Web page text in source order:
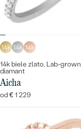
14k 14k 14k
14k biele zlato, Lab-grown
diamant
Aicha
od € 1 229